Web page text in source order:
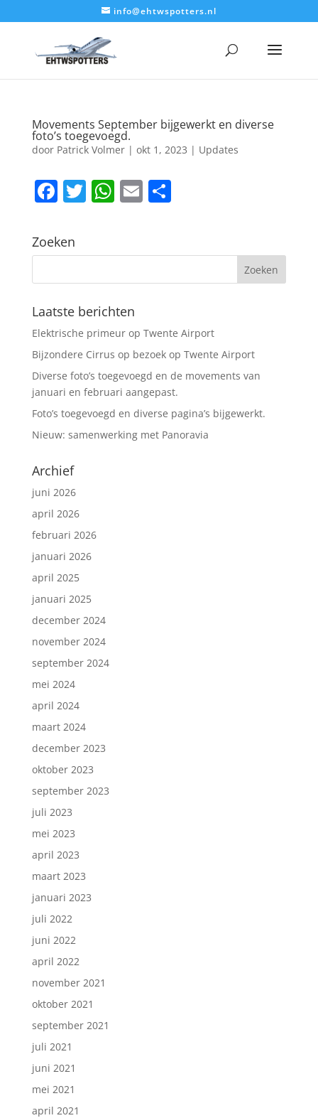
info@ehtwspotters.nl
Movements September bijgewerkt en diverse
foto’s toegevoegd.
door Patrick Volmer| okt 1, 2023 | Updates
F
c
e
b
o
o
k
T
er
W
s
A
p
p
E
l
D
n
Zoeken
Laatste berichten
Elektrische primeur op Twente Airport
Bijzondere Cirrus op bezoek op Twente Airport
Diverse foto’s toegevoegd en de movements van
januari en februari aangepast.
Foto’s toegevoegd en diverse pagina’s bijgewerkt.
Nieuw: samenwerking met Panoravia
Archief
juni 2026
april 2026
februari 2026
januari 2026
april 2025
januari 2025
december 2024
november 2024
september 2024
mei 2024
april 2024
maart 2024
december 2023
oktober 2023
september 2023
juli 2023
mei 2023
april 2023
maart 2023
januari 2023
juli 2022
juni 2022
april 2022
november 2021
oktober 2021
september 2021
juli 2021
juni 2021
mei 2021
april 2021